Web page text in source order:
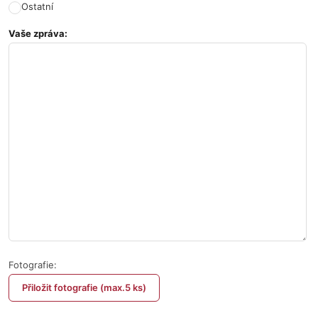
Ostatní
Vaše zpráva:
Fotografie:
Přiložit fotografie (max.5 ks)